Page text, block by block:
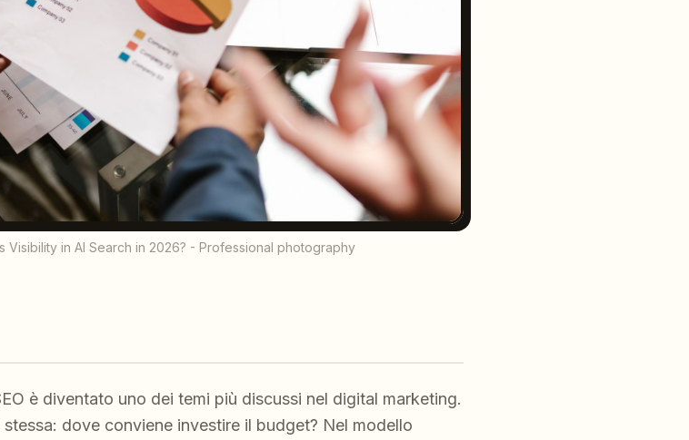
Visibility in AI Search in 2026? - Professional photography
è diventato uno dei temi più discussi nel digital marketing.
dove conviene investire il budget? Nel modello